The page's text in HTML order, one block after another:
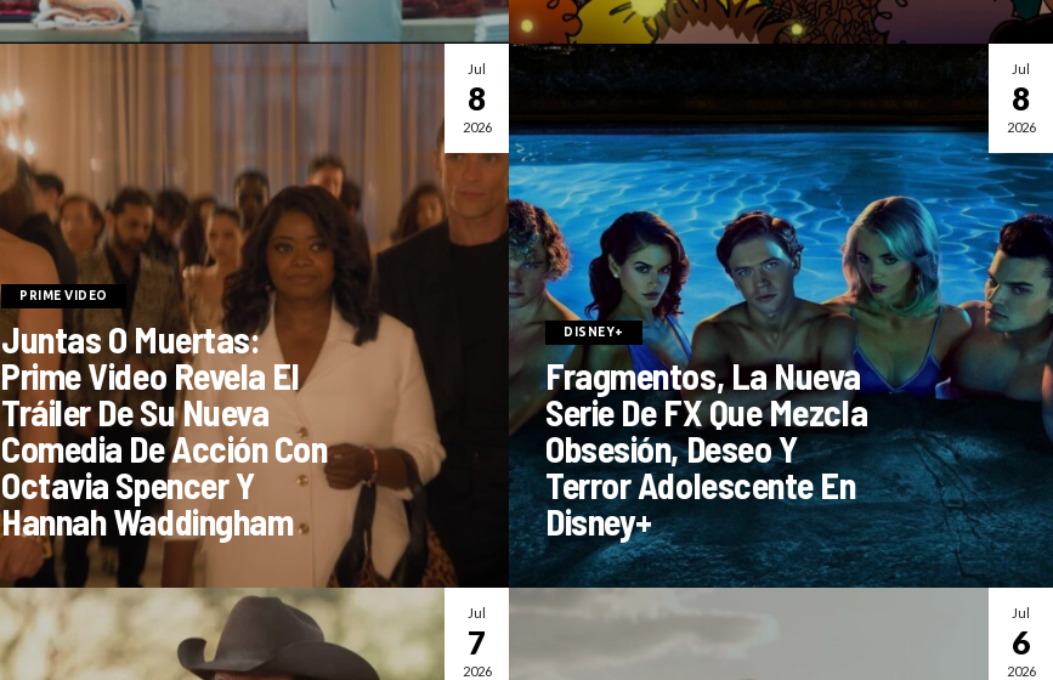
Jul
8
2026
PRIME VIDEO
Juntas O Muertas:
Prime Video Revela El
Tráiler De Su Nueva
Comedia De Acción Con
Octavia Spencer Y
Hannah Waddingham
Jul
8
2026
DISNEY+
Fragmentos, La Nueva
Serie De FX Que Mezcla
Obsesión, Deseo Y
Terror Adolescente En
Disney+
Jul
7
2026
Jul
6
2026